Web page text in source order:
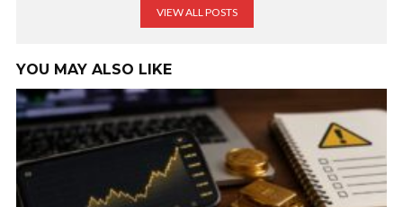
VIEW ALL POSTS
YOU MAY ALSO LIKE